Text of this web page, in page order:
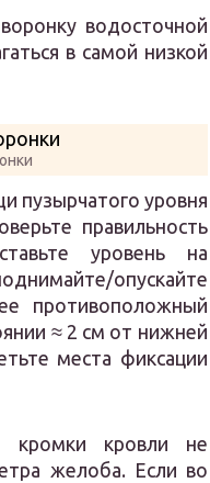
водосточной
в самой низкой
пузырчатого уровня
правильность
уровень на
опускайте
противоположный
≈ 2 см от нижней
места фиксации
кромки кровли не
желоба. Если во